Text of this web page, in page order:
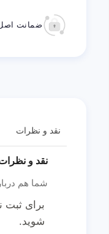
ضمانت اصل
نقد و نظرات
نقد و
شما هم
برای ثبت
شوید.